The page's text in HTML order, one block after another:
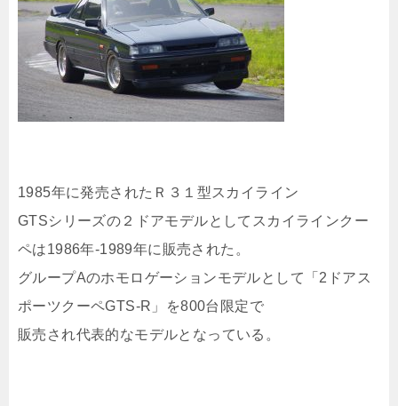
1985年に発売されたＲ３１型スカイライン
GTSシリーズの２ドアモデルとしてスカイラインクー
ペは1986年-1989年に販売された。
グループAのホモロゲーションモデルとして「2ドアス
ポーツクーペGTS-R」を800台限定で
販売され代表的なモデルとなっている。